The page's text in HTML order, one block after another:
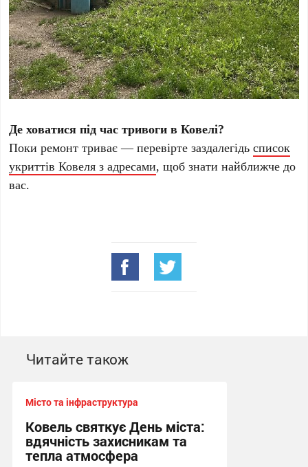
Де ховатися під час тривоги в Ковелі?
Поки ремонт триває — перевірте заздалегідьсписок
укриттів Ковеля з адресами, щоб знати найближче до
вас.
Читайте також
Місто та інфраструктура
Ковель святкує День міста:
вдячність захисникам та
тепла атмосфера